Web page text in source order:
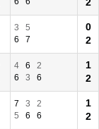
3
5
6
7
0
2
4 6
2
6
3 6
1
2
7 3
2
5
6 6
1
2